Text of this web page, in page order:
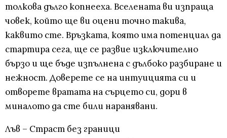
толкова дълго копнееха. Вселената ви изпраща
човек, който ще ви оцени точно такива,
каквито сте. Връзката, която има потенциал да
стартира сега, ще се развие изключително
бързо и ще бъде изпълнена с дълбоко разбиране и
нежност. Доверете се на интуицията си и
отворете вратата на сърцето си, дори в
миналото да сте били наранявани.
Лъв – Страст без граници